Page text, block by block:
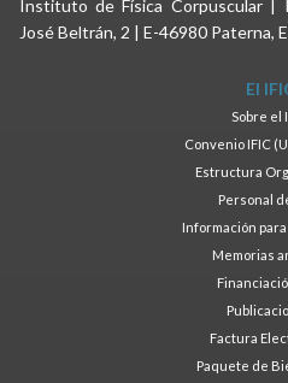
Instituto de Física Corpuscular |
José Beltrán, 2 | E-46980 Paterna,
El
Sobre el
Convenio IFIC
Estructura
Personal
Información
Memorias
Factura
Paquete de